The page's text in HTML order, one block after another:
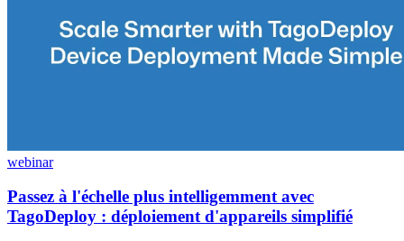
webinar
Passez à l'échelle plus intelligemment avec
TagoDeploy : déploiement d'appareils simplifié